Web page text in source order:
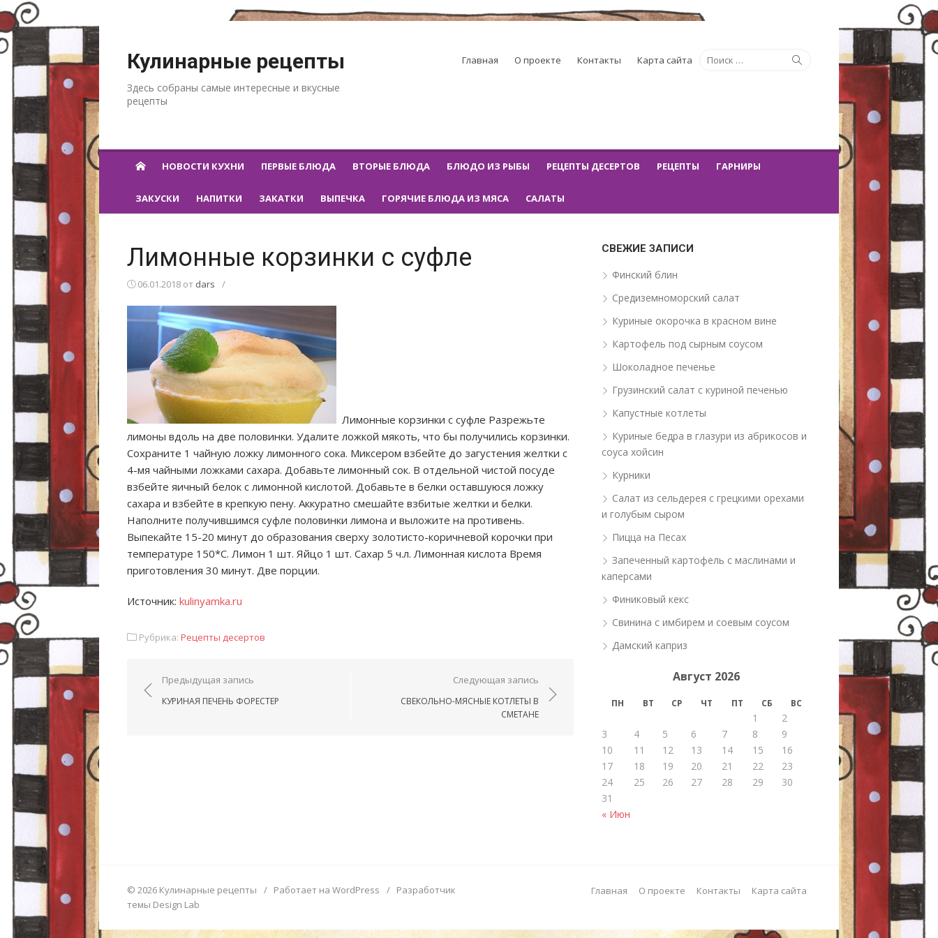
Кулинарные рецепты
Здесь собраны самые интересные и вкусные
рецепты
Искать:
Главная О проекте Контакты Карта сайта
НОВОСТИ КУХНИ ПЕРВЫЕ БЛЮДА ВТОРЫЕ БЛЮДА БЛЮДО ИЗ РЫБЫ РЕЦЕПТЫ ДЕСЕРТОВ РЕЦЕПТЫ ГАРНИРЫ
ЗАКУСКИ НАПИТКИ ЗАКАТКИ ВЫПЕЧКА ГОРЯЧИЕ БЛЮДА ИЗ МЯСА САЛАТЫ
Лимонные корзинки с суфле
06.01.2018 от dars /
Лимонные корзинки с суфле Разрежьте
лимоны вдоль на две половинки. Удалите ложкой мякоть, что бы получились корзинки.
Сохраните 1 чайную ложку лимонного сока. Миксером взбейте до загустения желтки с
4-мя чайными ложками сахара. Добавьте лимонный сок. В отдельной чистой посуде
взбейте яичный белок с лимонной кислотой. Добавьте в белки оставшуюся ложку
сахара и взбейте в крепкую пену. Аккуратно смешайте взбитые желтки и белки.
Наполните получившимся суфле половинки лимона и выложите на противень.
Выпекайте 15-20 минут до образования сверху золотисто-коричневой корочки при
температуре 150*С. Лимон 1 шт. Яйцо 1 шт. Сахар 5 ч.л. Лимонная кислота Время
приготовления 30 минут. Две порции.
Источник: kulinyamka.ru
Рубрика: Рецепты десертов
Навигация по записям
Предыдущая запись
КУРИНАЯ ПЕЧЕНЬ ФОРЕСТЕР
Следующая запись
СВЕКОЛЬНО-МЯСНЫЕ КОТЛЕТЫ В
СМЕТАНЕ
СВЕЖИЕ ЗАПИСИ
Финский блин
Средиземноморский салат
Куриные окорочка в красном вине
Картофель под сырным соусом
Шоколадное печенье
Грузинский салат с куриной печенью
Капустные котлеты
Куриные бедра в глазури из абрикосов и
соуса хойсин
Курники
Салат из сельдерея с грецкими орехами
и голубым сыром
Пицца на Песах
Запеченный картофель с маслинами и
каперсами
Финиковый кекс
Свинина с имбирем и соевым соусом
Дамский каприз
Август 2026
ПН ВТ СР ЧТ ПТ СБ ВС
« Июн
1
2
3
4 5 6 7 8
9
10
11 12 13 14 15
16
17
18 19 20 21 22
23
24
25 26 27 28 29
30
31
© 2026 Кулинарные рецепты / Работает на WordPress / Разработчик
темы Design Lab
Главная О проекте Контакты Карта сайта